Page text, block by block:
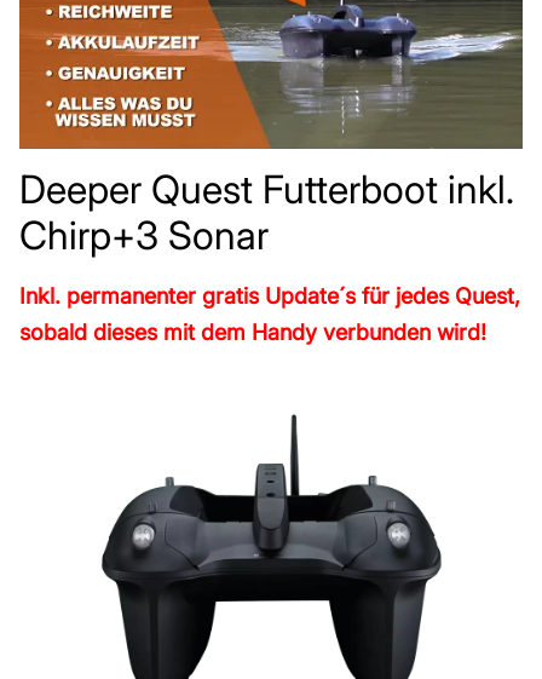
Deeper Quest Futterboot inkl.
Chirp+3 Sonar
Inkl. permanenter gratis Update´s für jedes Quest,
sobald dieses mit dem Handy verbunden wird!